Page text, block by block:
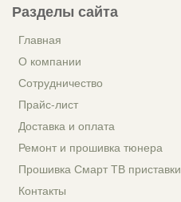
Разделы сайта
Главная
О компании
Сотрудничество
Прайс-лист
Доставка и оплата
Ремонт и прошивка тюнера
Прошивка Смарт ТВ приставки
Контакты